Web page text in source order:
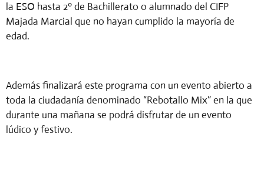
la ESO hasta 2º de Bachillerato o alumnado del CIFP
Majada Marcial que no hayan cumplido la mayoría de
edad.
Además finalizará este programa con un evento abierto a
toda la ciudadanía denominado “Rebotallo Mix” en la que
durante una mañana se podrá disfrutar de un evento
lúdico y festivo.